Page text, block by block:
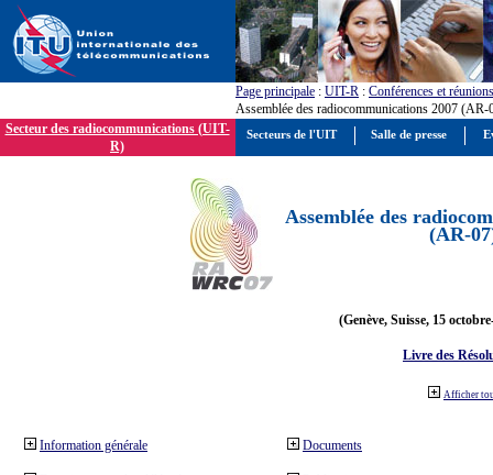
Page principale : UIT-R : Conférences et réunions
Assemblée des radiocommunications 2007 (AR-
Secteur des radiocommunications (UIT-
R)
Assemblée des
(AR-
(Genève, Suisse, 15
Livre des
Afficher
Information générale Documents
Secteurs de l'UIT Salle de presse